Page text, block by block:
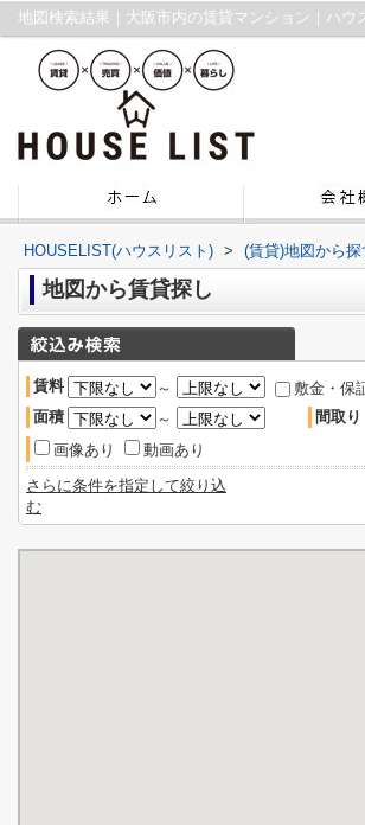
地図検索結果｜大阪市内の賃貸マンション｜ハウ
HOUSELIST(ハウスリスト) > (賃貸)地図から探
地図から賃貸探し
賃料 ～ 敷金・保
面積
～
画像あり
動画あり
間取り
さらに条件を指定して絞り込
む